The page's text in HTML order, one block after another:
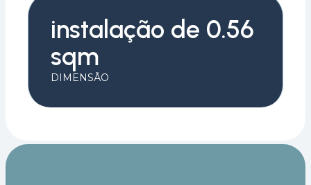
instalação de 0.56
sqm
DIMENSÃO